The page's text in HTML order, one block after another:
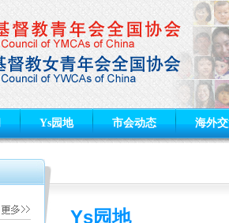
Ys园地 市会动态 海外
Ys园地